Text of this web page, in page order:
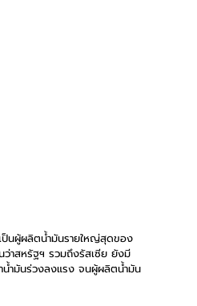
ป็นผู้ผลิตน้ำมันรายใหญ่สุดของ
ว่าสหรัฐฯ รวมถึงรัสเซีย ยังมี
น้ำมันร่วงลงแรง จนผู้ผลิตน้ำมัน